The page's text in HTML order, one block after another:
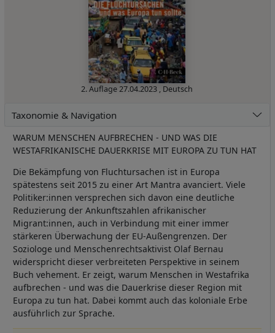
2. Auflage27.04.2023 , Deutsch
Taxonomie & Navigation
WARUM MENSCHEN AUFBRECHEN - UND WAS DIE
WESTAFRIKANISCHE DAUERKRISE MIT EUROPA ZU TUN HAT
Die Bekämpfung von Fluchtursachen ist in Europa
spätestens seit 2015 zu einer Art Mantra avanciert. Viele
Politiker:innen versprechen sich davon eine deutliche
Reduzierung der Ankunftszahlen afrikanischer
Migrant:innen, auch in Verbindung mit einer immer
stärkeren Überwachung der EU-Außengrenzen. Der
Soziologe und Menschenrechtsaktivist Olaf Bernau
widerspricht dieser verbreiteten Perspektive in seinem
Buch vehement. Er zeigt, warum Menschen in Westafrika
aufbrechen - und was die Dauerkrise dieser Region mit
Europa zu tun hat. Dabei kommt auch das koloniale Erbe
ausführlich zur Sprache.